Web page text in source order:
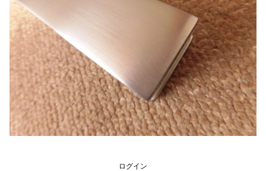
ログイン